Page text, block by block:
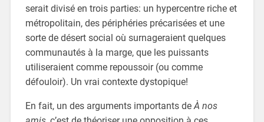
serait divisé en trois parties: un hypercentre riche et
métropolitain, des périphéries précarisées et une
sorte de désert social où surnageraient quelques
communautés à la marge, que les puissants
utiliseraient comme repoussoir (ou comme
défouloir). Un vrai contexte dystopique!
En fait, un des arguments importants deÀ nos